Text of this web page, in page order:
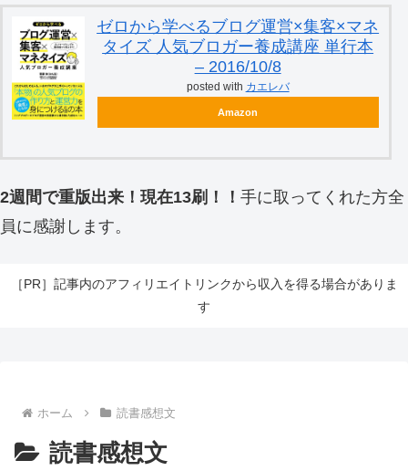
ゼロから学べるブログ運営×集客×マネ
タイズ 人気ブロガー養成講座 単行本
– 2016/10/8
posted with カエレバ
Amazon
2週間で重版出来！現在13刷！！ 手に取ってくれた方全
員に感謝します。
［PR］記事内のアフィリエイトリンクから収入を得る場合がありま
す
ホーム 読書感想文
読書感想文